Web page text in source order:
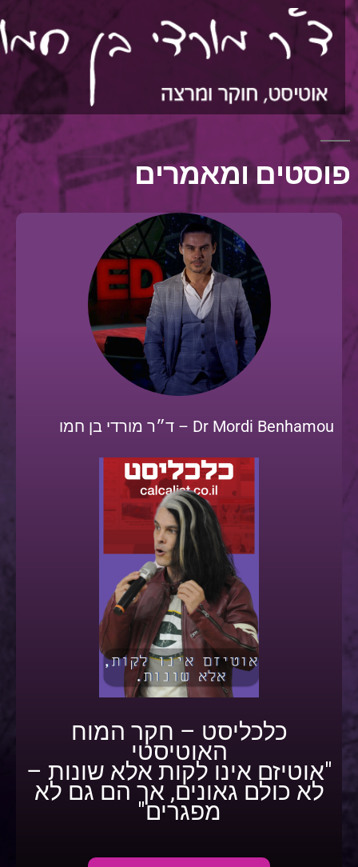
ומאמרים
Dr Mordi Benhamou – ד״ר מורדי בן חמו
כלכליסט – חקר המוח
האוטיסטי
"אוטיזם אינו לקות אלא שונות –
לא כולם גאונים, אך הם גם לא
מפגרים"